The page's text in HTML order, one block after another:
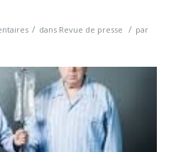
/ dans Revue de presse / par